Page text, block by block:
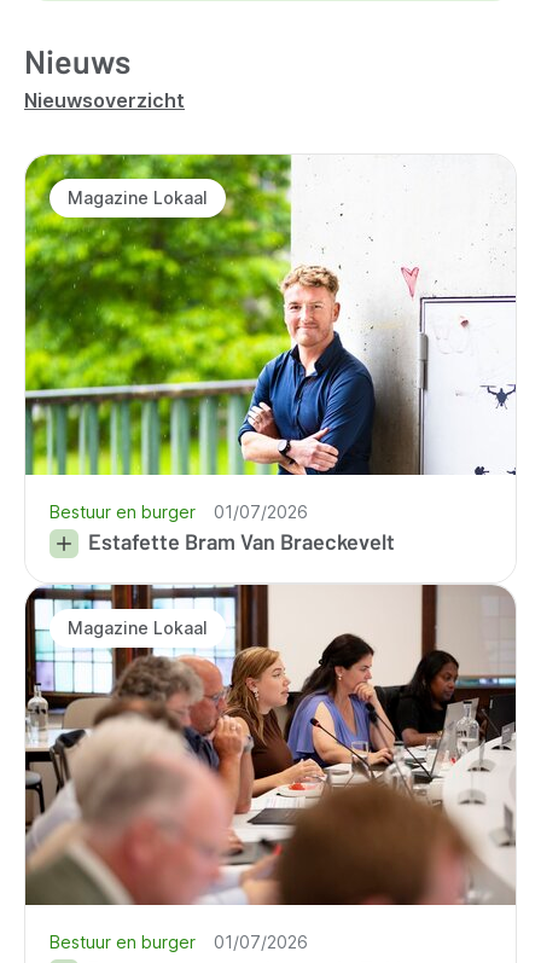
Nieuws
Nieuwsoverzicht
Magazine Lokaal
Estafette Bram Van Braeckevelt
Bestuur en burger 01/07/2026
Magazine Lokaal
Bestuur en burger 01/07/2026